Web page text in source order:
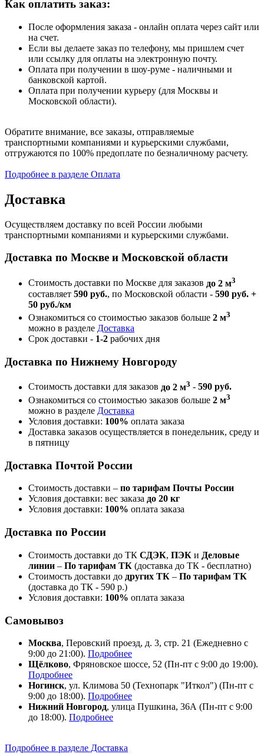
Как оплатить заказ:
После оформления заказа - онлайн оплата через сайт или
на счет.
Если вы делаете заказ по телефону, мы пришлем счет
или ссылку для оплаты на электронную почту.
Оплата при получении в шоу-руме - наличными и
банковской картой.
Оплата при получении курьеру (для Москвы и
Московской области).
Обратите внимание, все заказы, отправляемые
транспортными компаниями и курьерскими службами,
отгружаются по 100% предоплате по безналичному расчету.
Подробнее в разделе Оплата
Доставка
Осуществляем доставку по всей России любыми
транспортными компаниями и курьерскими службами.
Доставка по Москве и Московской области
Стоимость доставки по Москве для заказов до 2 м3
составляет 590 руб., по Московской области - 590 руб. +
50 руб./км
Ознакомиться со стоимостью заказов больше 2 м3
можно в разделе Доставка
Срок доставки - 1-2 рабочих дня
Доставка по Нижнему Новгороду
Стоимость доставки для заказов до 2 м3 - 590 руб.
Ознакомиться со стоимостью заказов больше 2 м3
можно в разделе Доставка
Условия доставки: 100% оплата заказа
Доставка заказов осуществляется в понедельник, среду и
в пятницу
Доставка Почтой России
Стоимость доставки – по тарифам Почты России
Условия доставки: вес заказа до 20 кг
Условия доставки: 100% оплата заказа
Доставка по России
Стоимость доставки до ТК СДЭК, ПЭК и Деловые
линии – По тарифам ТК (доставка до ТК - бесплатно)
Стоимость доставки до других ТК – По тарифам ТК
(доставка до ТК - 590 р.)
Условия доставки: 100% оплата заказа
Самовывоз
Москва, Перовский проезд, д. 3, стр. 21 (Ежедневно с
9:00 до 21:00). Подробнее
Щёлково, Фряновское шоссе, 52 (Пн-пт с 9:00 до 19:00).
Подробнее
Ногинск, ул. Климова 50 (​Технопарк "Иткол") (Пн-пт с
9:00 до 18:00). Подробнее
Нижний Новгород, улица Пушкина, 36А (Пн-пт с 9:00
до 18:00). Подробнее
Подробнее в разделе Доставка